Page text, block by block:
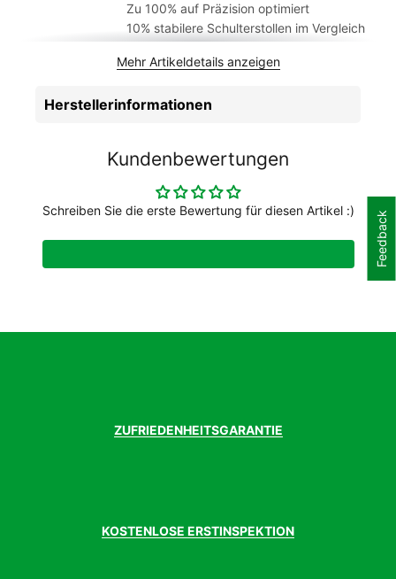
Zu 100% auf Präzision optimiert
10% stabilere Schulterstollen im Vergleich
Lange Bremskanten ermöglichen späteren
Offener Schulterbereich vermittelt direktes
Rolleigenschaften
Im Schnitt 8% leichter als Magic Mary
Mit fair gehandeltem Kautschuk produziert
Artikelmarke
Schwalbe
Ausfuehrung
Mehr Artikeldetails anzeigen
Herstellerinformationen
Kundenbewertungen
Schreiben Sie die erste Bewertung für diesen Artikel :)
ZUFRIEDENHEITSGARANTIE
KOSTENLOSE ERSTINSPEKTION
Feedback